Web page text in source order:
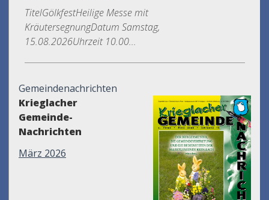
TitelGölkfestHeilige Messe mit
KräutersegnungDatum Samstag,
15.08.2026Uhrzeit 10.00...
Gemeindenachrichten
Krieglacher
Gemeinde-
Nachrichten
März 2026